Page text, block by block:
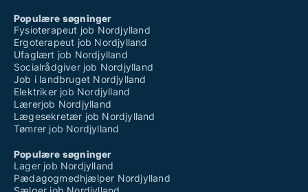
Populære søgninger
Fysioterapeut job Nordjylland
Ergoterapeut job Nordjylland
Ufaglært job Nordjylland
Socialrådgiver job Nordjylland
Job i landbruget Nordjylland
Elektriker job Nordjylland
Lærerjob Nordjylland
Lægesekretær job Nordjylland
Tømrer job Nordjylland
Populære søgninger
Lager job Nordjylland
Pædagogmedhjælper Nordjylland